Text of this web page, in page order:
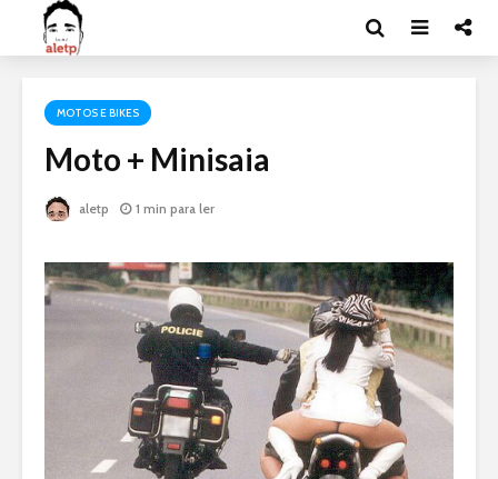
MOTOS E BIKES
Moto + Minisaia
aletp 1 min para ler